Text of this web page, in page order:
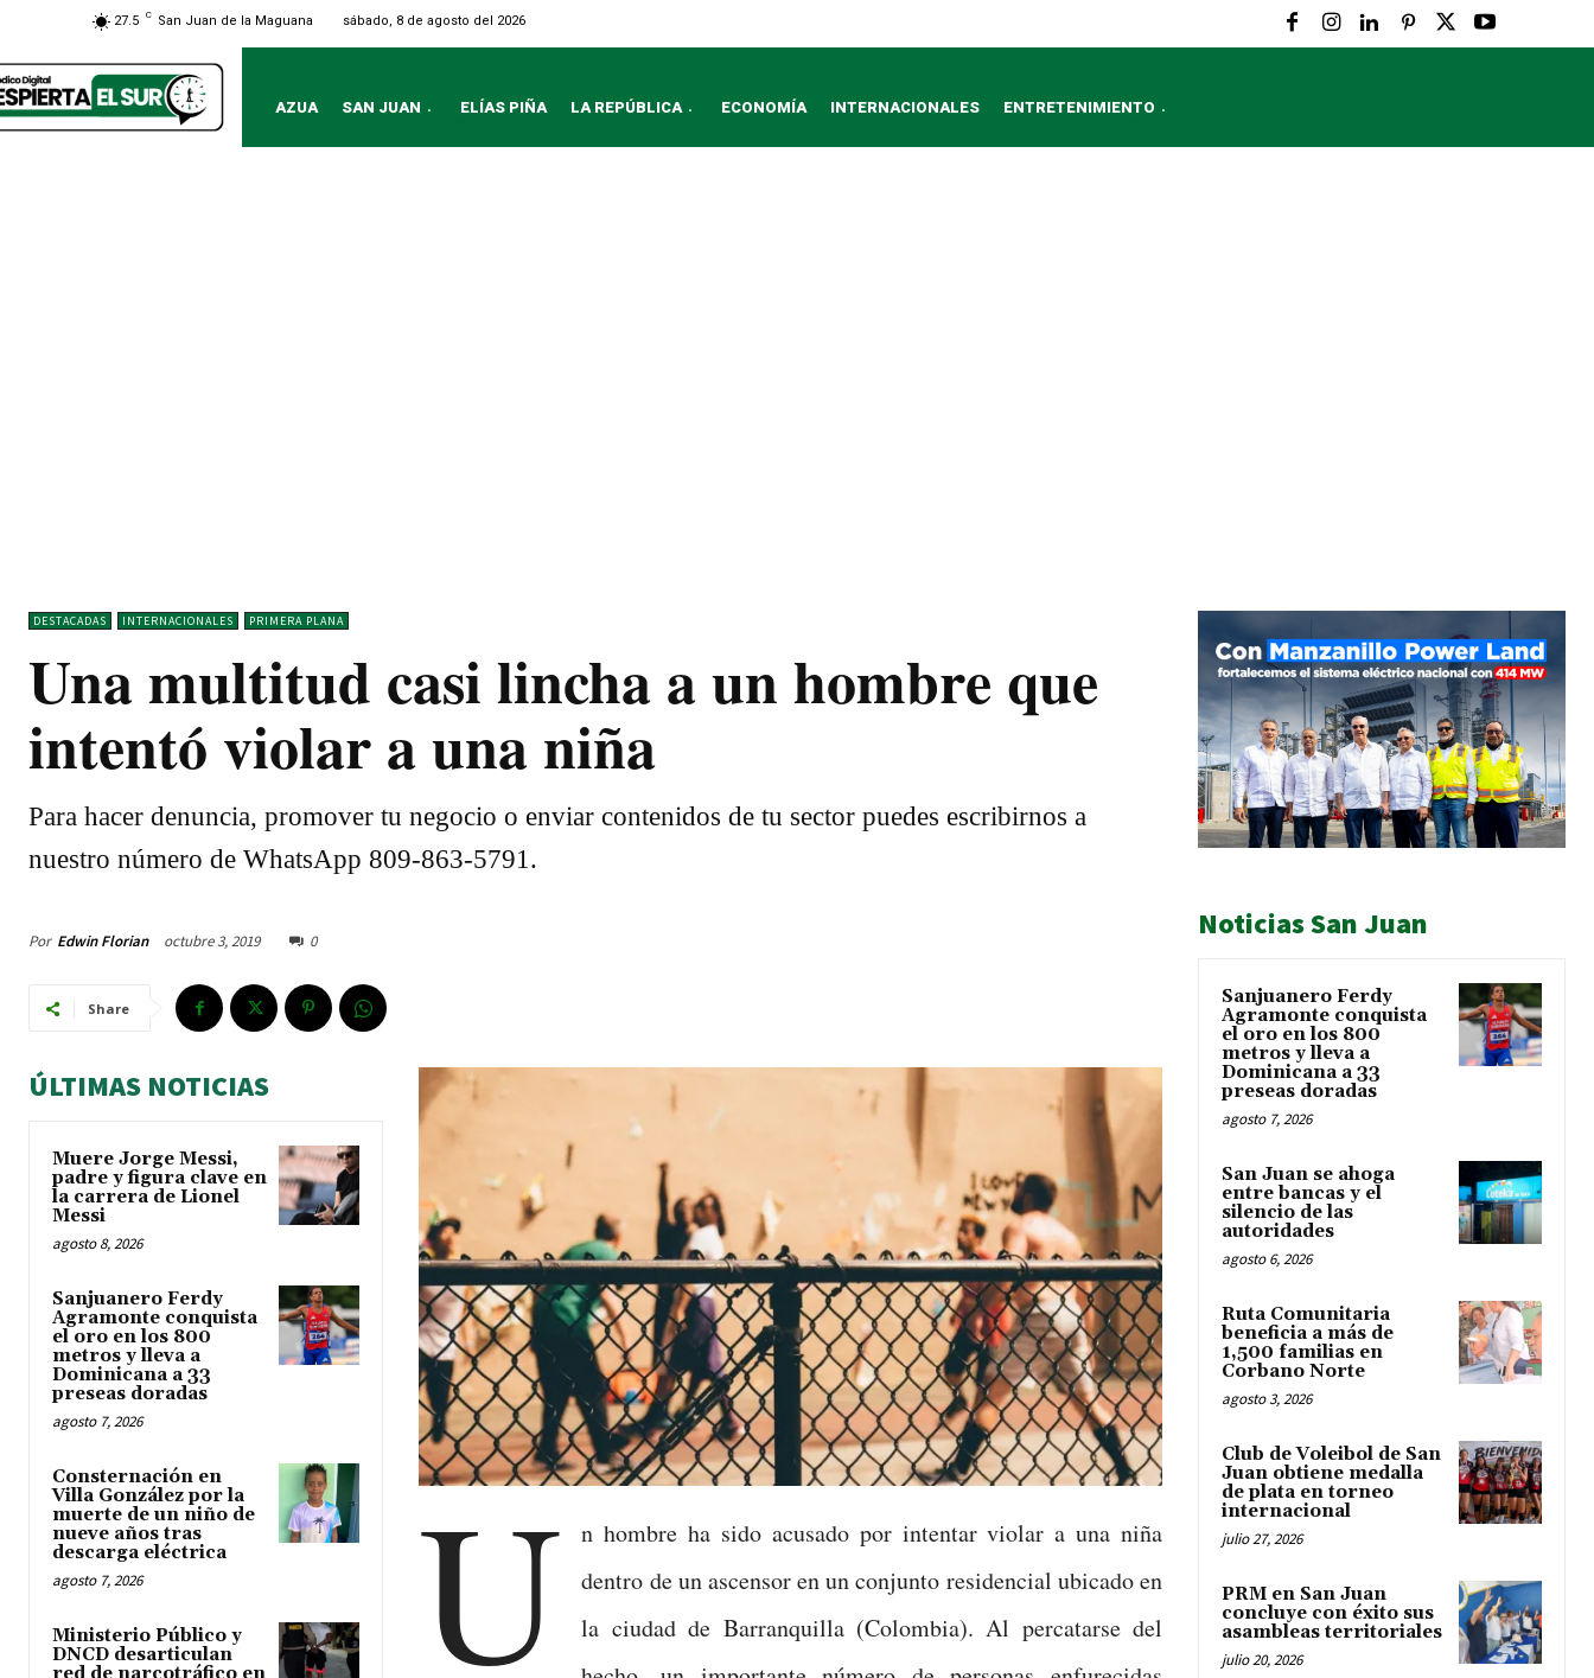
27.5 C San Juan de la Maguana sábado, 8 de agosto del 2026
AZUA SAN JUAN ELÍAS PIÑA LA REPÚBLICA ECONOMÍA INTERNACIONALES ENTRETENIMIENTO
DESTACADAS INTERNACIONALES PRIMERA PLANA
Una multitud casi lincha a un hombre que
intentó violar a una niña
Para hacer denuncia, promover tu negocio o enviar contenidos de tu sector puedes escribirnos a
nuestro número de WhatsApp 809-863-5791.
Por Edwin Florian octubre 3, 2019 0
Share
ÚLTIMAS NOTICIAS
Muere Jorge Messi,
padre y figura clave en
la carrera de Lionel
Messi
agosto 8, 2026
Sanjuanero Ferdy
Agramonte conquista
el oro en los 800
metros y lleva a
Dominicana a 33
preseas doradas
agosto 7, 2026
Consternación en
Villa González por la
muerte de un niño de
nueve años tras
descarga eléctrica
agosto 7, 2026
Ministerio Público y
DNCD desarticulan
U
n hombre ha sido acusado por intentar violar a una niña
dentro de un ascensor en un conjunto residencial ubicado en
la ciudad de Barranquilla (Colombia). Al percatarse del
Noticias San Juan
Sanjuanero Ferdy
Agramonte conquista
el oro en los 800
metros y lleva a
Dominicana a 33
preseas doradas
agosto 7, 2026
San Juan se ahoga
entre bancas y el
silencio de las
autoridades
agosto 6, 2026
Ruta Comunitaria
beneficia a más de
1,500 familias en
Corbano Norte
agosto 3, 2026
Club de Voleibol de San
Juan obtiene medalla
de plata en torneo
internacional
julio 27, 2026
PRM en San Juan
concluye con éxito sus
asambleas territoriales
julio 20, 2026